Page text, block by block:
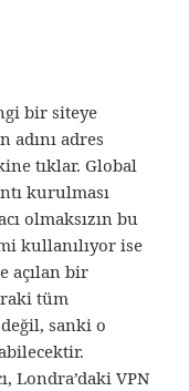
bir siteye
adını adres
tıklar. Global
kurulması
olmaksızın bu
kullanılıyor ise
açılan bir
tüm
sanki o
Londra’daki VPN